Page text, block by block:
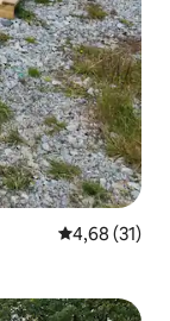
Gemiddelde
4,68 (31)